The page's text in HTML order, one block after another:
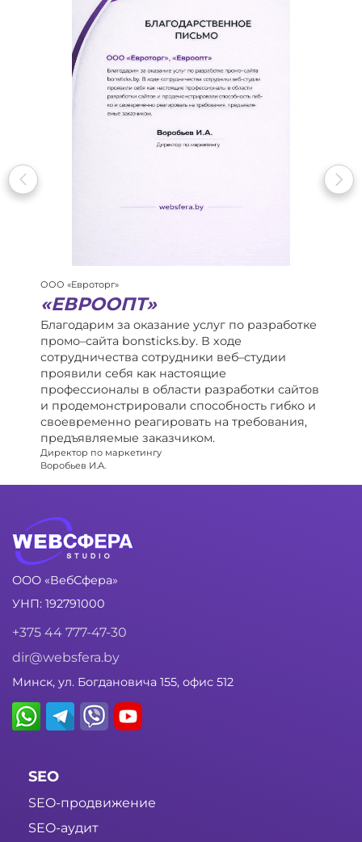
ООО «Евроторг»
«ЕВРООПТ»
Благодарим за оказание услуг по разработке
промо–сайта bonsticks.by. В ходе
сотрудничества сотрудники веб–студии
проявили себя как настоящие
профессионалы в области разработки сайтов
и продемонстрировали способность гибко и
своевременно реагировать на требования,
предъявляемые заказчиком.
Директор по маркетингу
Воробьев И.А.
ООО «ВебСфера»
УНП: 192791000
+375 44 777-47-30
dir@websfera.by
Минск, ул. Богдановича 155, офис 512
SEO
SEO-продвижение
SEO-аудит